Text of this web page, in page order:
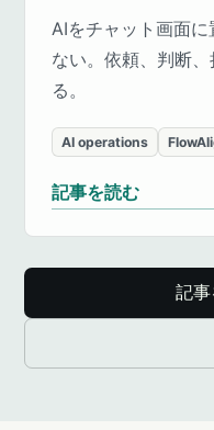
AIをチャット画面
ない。依頼、判断
る。
AI operations
記事を読む
記